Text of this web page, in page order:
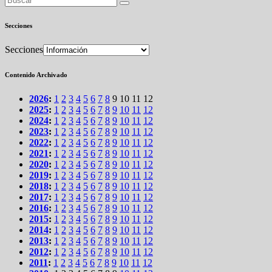
Secciones
Secciones
Contenido Archivado
2026: 1 2 3 4 5 6 7 8 9 10 11 12
2025: 1 2 3 4 5 6 7 8 9 10 11 12
2024: 1 2 3 4 5 6 7 8 9 10 11 12
2023: 1 2 3 4 5 6 7 8 9 10 11 12
2022: 1 2 3 4 5 6 7 8 9 10 11 12
2021: 1 2 3 4 5 6 7 8 9 10 11 12
2020: 1 2 3 4 5 6 7 8 9 10 11 12
2019: 1 2 3 4 5 6 7 8 9 10 11 12
2018: 1 2 3 4 5 6 7 8 9 10 11 12
2017: 1 2 3 4 5 6 7 8 9 10 11 12
2016: 1 2 3 4 5 6 7 8 9 10 11 12
2015: 1 2 3 4 5 6 7 8 9 10 11 12
2014: 1 2 3 4 5 6 7 8 9 10 11 12
2013: 1 2 3 4 5 6 7 8 9 10 11 12
2012: 1 2 3 4 5 6 7 8 9 10 11 12
2011: 1 2 3 4 5 6 7 8 9 10 11 12